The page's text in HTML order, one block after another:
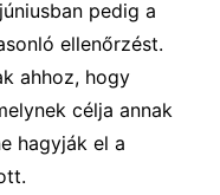
pedig a
ellenőrzést.
ahhoz, hogy
célja annak
hagyják el a